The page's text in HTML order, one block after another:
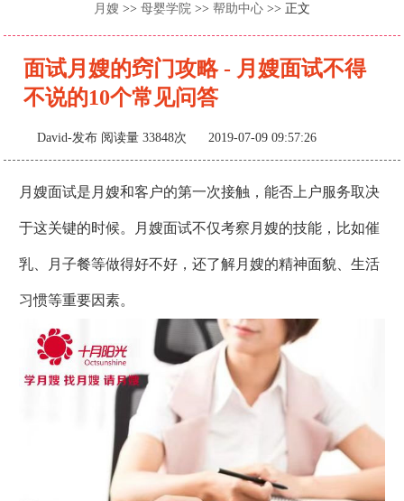
月嫂 >> 母婴学院 >> 帮助中心 >> 正文
面试月嫂的窍门攻略 - 月嫂面试不得
不说的10个常见问答
David-发布 阅读量 33848次 2019-07-09 09:57:26
月嫂面试是月嫂和客户的第一次接触，能否上户服务取决
于这关键的时候。月嫂面试不仅考察月嫂的技能，比如催
乳、月子餐等做得好不好，还了解月嫂的精神面貌、生活
习惯等重要因素。